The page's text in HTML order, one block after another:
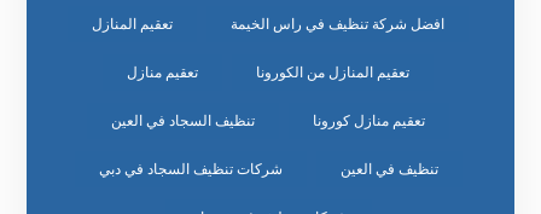
افضل شركة تنظيف في راس الخيمة تعقيم المنازل
تعقيم المنازل من الكورونا تعقيم منازل
تعقيم منازل كورونا تنظيف السجاد في العين
تنظيف في العين شركات تنظيف السجاد في دبي